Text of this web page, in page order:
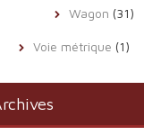
Wagon (31)
Voie métrique (1)